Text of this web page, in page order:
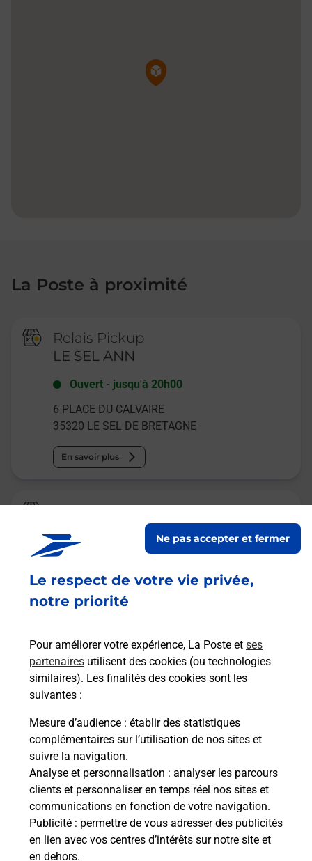
Le respect de votre vie privée,
notre priorité
Pour améliorer votre expérience, La Poste et ses
partenaires utilisent des cookies (ou technologies
similaires). Les finalités des cookies sont les
suivantes :
Mesure d’audience : établir des statistiques
complémentaires sur l’utilisation de nos sites et
suivre la navigation.
Analyse et personnalisation : analyser les parcours
clients et personnaliser en temps réel nos sites et
communications en fonction de votre navigation.
Publicité : permettre de vous adresser des publicités
en lien avec vos centres d’intérêts sur notre site et
en dehors.
Ne pas accepter et fermer
Pin de la carte
La Poste à proximité
Relais Pickup
LE SEL ANN
Ouvert - jusqu'à 20h00
6 PLACE DU CALVAIRE
35320 LE SEL DE BRETAGNE
En savoir plus
La Poste Agence Communale
LE SEL DE BRETAGNE MAIRIE
ouvre lundi à 08h30
1 RUE CHATEAUBRIAND
35320 LE SEL DE BRETAGNE
Malin !
La Poste
en ligne
Ouvert 24h/24
En savoir plus